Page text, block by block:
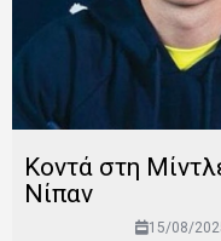
Κοντά στη
Νίπαν
15/08/